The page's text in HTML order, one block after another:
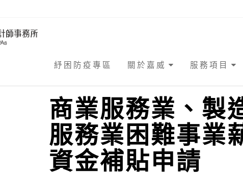
紓困防疫專區 關於嘉威 服務項目
商業服務業、製
服務業困難事業
資金補貼申請